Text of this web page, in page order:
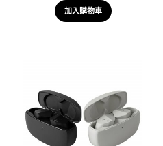
加入購物車